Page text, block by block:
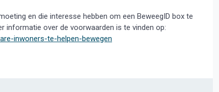
en die interesse hebben om een BeweegID box te
informatie over de voorwaarden is te vinden op:
inwoners-te-helpen-bewegen